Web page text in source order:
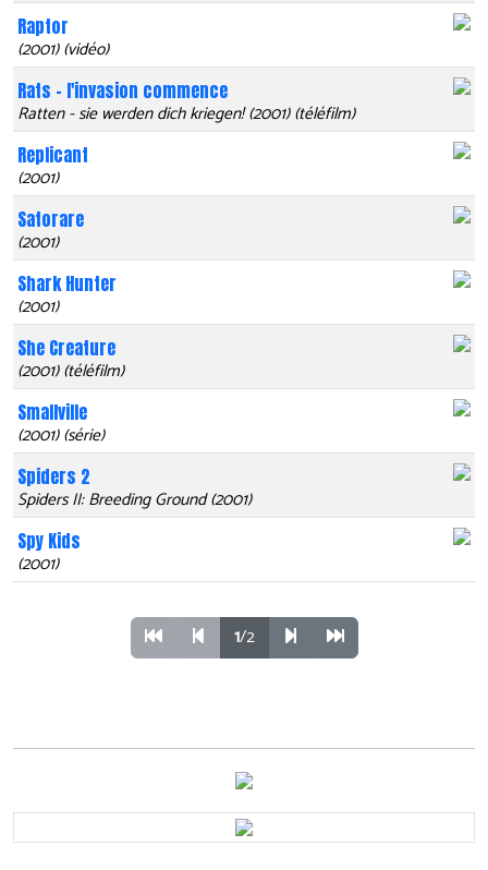
Raptor
(2001) (vidéo)
Rats - l'invasion commence
Ratten - sie werden dich kriegen! (2001) (téléfilm)
Replicant
(2001)
Satorare
(2001)
Shark Hunter
(2001)
She Creature
(2001) (téléfilm)
Smallville
(2001) (série)
Spiders 2
Spiders II: Breeding Ground (2001)
Spy Kids
(2001)
1/2